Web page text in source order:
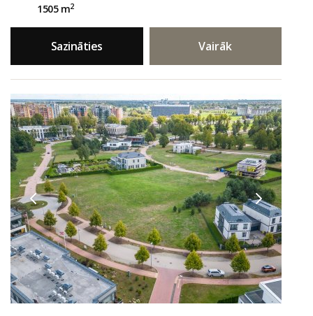
1505 m2
Sazināties Vairāk